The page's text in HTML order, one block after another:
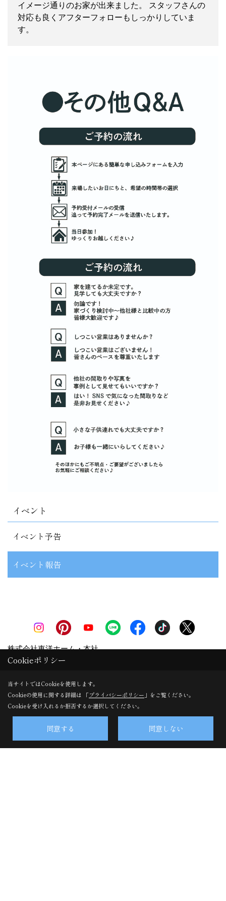
イメージ通りのお家が出来ました。 スタッフさんの
対応も良くアフターフォローもしっかりしていま
す。
イベント
イベント予告
イベント報告
株式会社東洋ホーム・本社
〒880-0841
TEL：0120-108-048/0985-27-3615
FAX：0985-28-1117
＜営業時間＞9:00～17:00
＜定休日＞水曜日
Cookieポリシー
当サイトではCookieを使用します。
Cookieの使用に関する詳細は 「プライバシーポリシー 」をご覧ください。
Cookieを受け入れるか拒否するか選択してください。
同意する 同意しない